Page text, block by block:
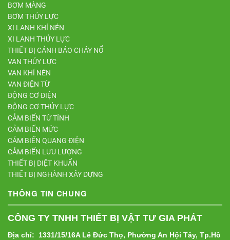
BƠM MÀNG
BƠM THỦY LỰC
XI LANH KHÍ NÉN
XI LANH THỦY LỰC
THIẾT BỊ CẢNH BÁO CHÁY NỔ
VAN THỦY LỰC
VAN KHÍ NÉN
VAN ĐIỆN TỪ
ĐỘNG CƠ ĐIỆN
ĐỘNG CƠ THỦY LỰC
CẢM BIẾN TỪ TÍNH
CẢM BIẾN MỨC
CẢM BIẾN QUANG ĐIỆN
CẢM BIẾN LƯU LƯỢNG
THIẾT BỊ DIỆT KHUẨN
THIẾT BỊ NGHÀNH XÂY DỰNG
THÔNG TIN CHUNG
CÔNG TY TNHH THIẾT BỊ VẬT TƯ GIA PHÁT
Địa chỉ: 1331/15/16A Lê Đức Thọ, Phường An Hội Tây, Tp.Hồ